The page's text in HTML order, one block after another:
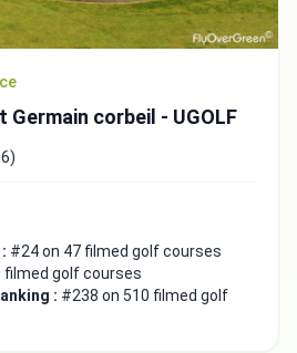
Germain corbeil - UGOLF
#24 on 47 filmed golf courses
filmed golf courses
: #238 on 510 filmed golf
Close